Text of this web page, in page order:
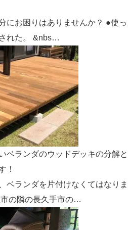
にお困りはありませんか？ ●使っ
れた。 &nbs…
ベランダのウッドデッキの分解と
！
ベランダを片付けなくてはなりま
の隣の長久手市の…